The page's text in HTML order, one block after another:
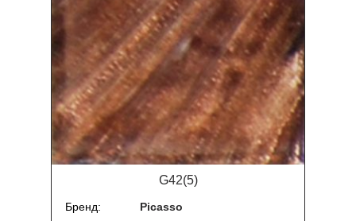
G42(5)
Бренд
Picasso